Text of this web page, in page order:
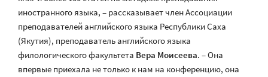
иностранного языка, – рассказывает член Ассоциации
преподавателей английского языка Республики Саха
(Якутия), преподаватель английского языка
филологического факультета Вера Моисеева. – Она
впервые приехала не только к нам на конференцию, она